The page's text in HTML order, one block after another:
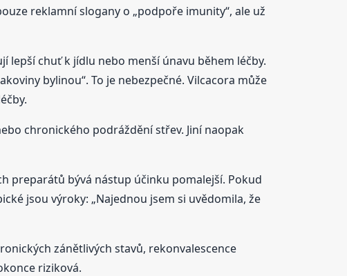
reklamní slogany o „podpoře imunity“, ale už
lepší chuť k jídlu nebo menší únavu během léčby.
bylinou“. To je nebezpečné. Vilcacora může
chronického podráždění střev. Jiní naopak
preparátů bývá nástup účinku pomalejší. Pokud
jsou výroky: „Najednou jsem si uvědomila, že
zánětlivých stavů, rekonvalescence
riziková.